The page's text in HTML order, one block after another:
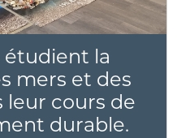
étudient la
mers et des
leur cours de
durable.